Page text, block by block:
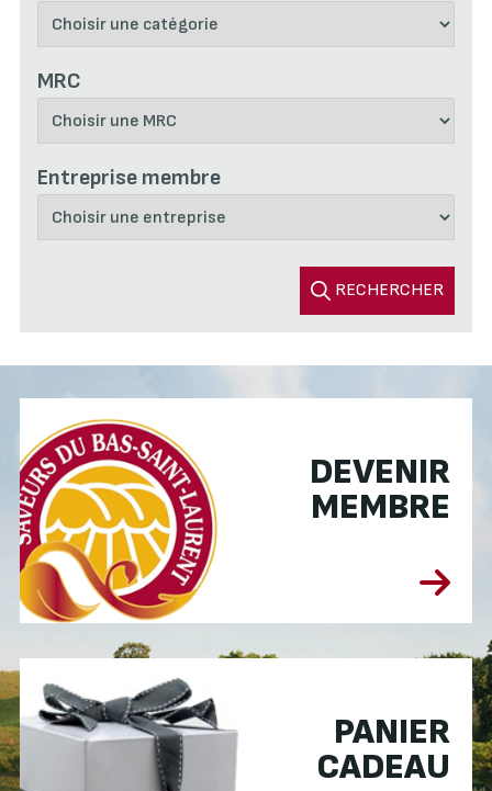
MRC
Entreprise membre
RECHERCHER
DEVENIR
MEMBRE
PANIER
CADEAU